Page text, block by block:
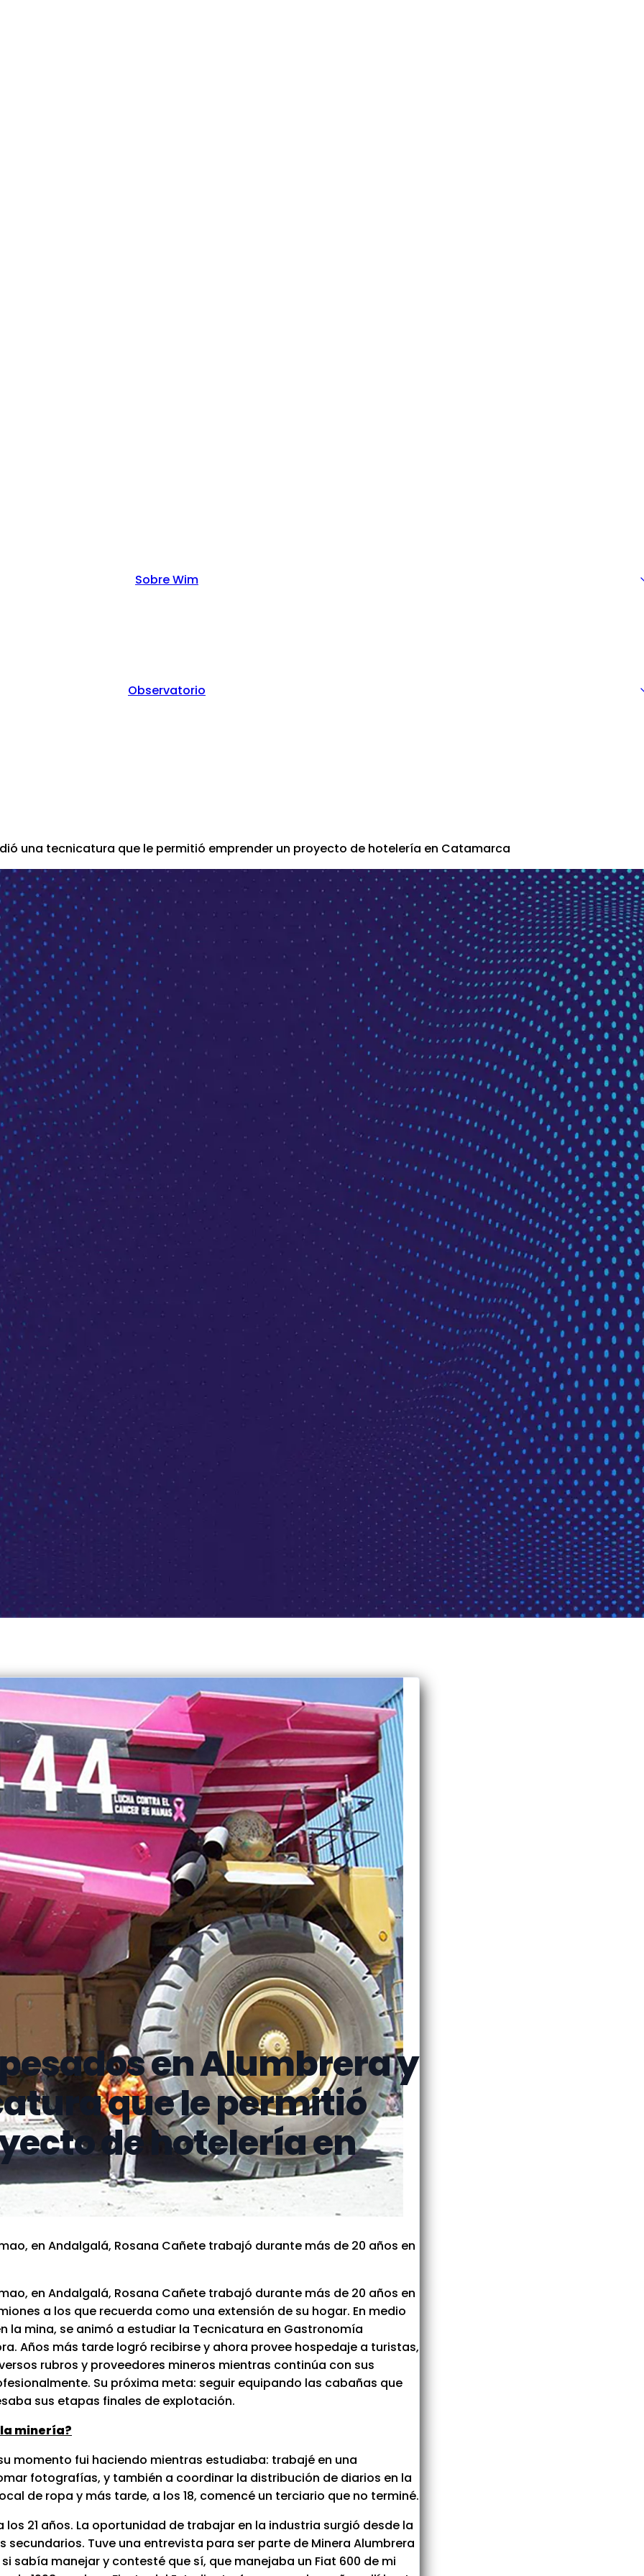
Sobre Wim
Observatorio
una tecnicatura que le permitió emprender un proyecto de hotelería en Catamarca
en Alumbrera y
que le permitió
de hotelería en
en Andalgalá, Rosana Cañete trabajó durante más de 20 años en
en Andalgalá, Rosana Cañete trabajó durante más de 20 años en
a los que recuerda como una extensión de su hogar. En medio
mina, se animó a estudiar la Tecnicatura en Gastronomía
Años más tarde logró recibirse y ahora provee hospedaje a turistas,
rubros y proveedores mineros mientras continúa con sus
Su próxima meta: seguir equipando las cabañas que
sus etapas finales de explotación.
minería?
momento fui haciendo mientras estudiaba: trabajé en una
fotografías, y también a coordinar la distribución de diarios en la
de ropa y más tarde, a los 18, comencé un terciario que no terminé.
21 años. La oportunidad de trabajar en la industria surgió desde la
secundarios. Tuve una entrevista para ser parte de Minera Alumbrera
sabía manejar y contesté que sí, que manejaba un Fiat 600 de mi